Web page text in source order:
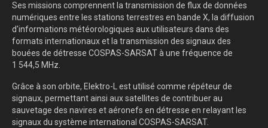
Ses missions comprennent la transmission de flux de données
numériques entre les stations terrestres en bande X, la diffusion
d'informations météorologiques aux utilisateurs dans des
formats internationaux et la transmission des signaux des
bouées de détresse COSPAS-SARSAT à une fréquence de
1 544,5 MHz.
Grâce à son orbite, Elektro-L est utilisé comme répéteur de
signaux, permettant ainsi aux satellites de contribuer au
sauvetage des navires et aéronefs en détresse en relayant les
signaux du système international COSPAS-SARSAT.